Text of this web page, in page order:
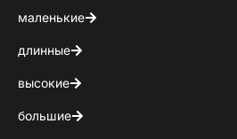
маленькие
длинные
высокие
большие